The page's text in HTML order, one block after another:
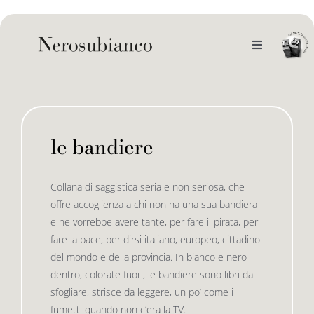
to
Toggle
il catalogo
le bandiere le bandiere in verticale
le drizze
e-book
le bandiere
Collana di saggistica seria e non seriosa, che
offre accoglienza a chi non ha una sua bandiera
e ne vorrebbe avere tante, per fare il pirata, per
fare la pace, per dirsi italiano, europeo, cittadino
del mondo e della provincia. In bianco e nero
dentro, colorate fuori, le bandiere sono libri da
sfogliare, strisce da leggere, un po’ come i
fumetti quando non c’era la TV.